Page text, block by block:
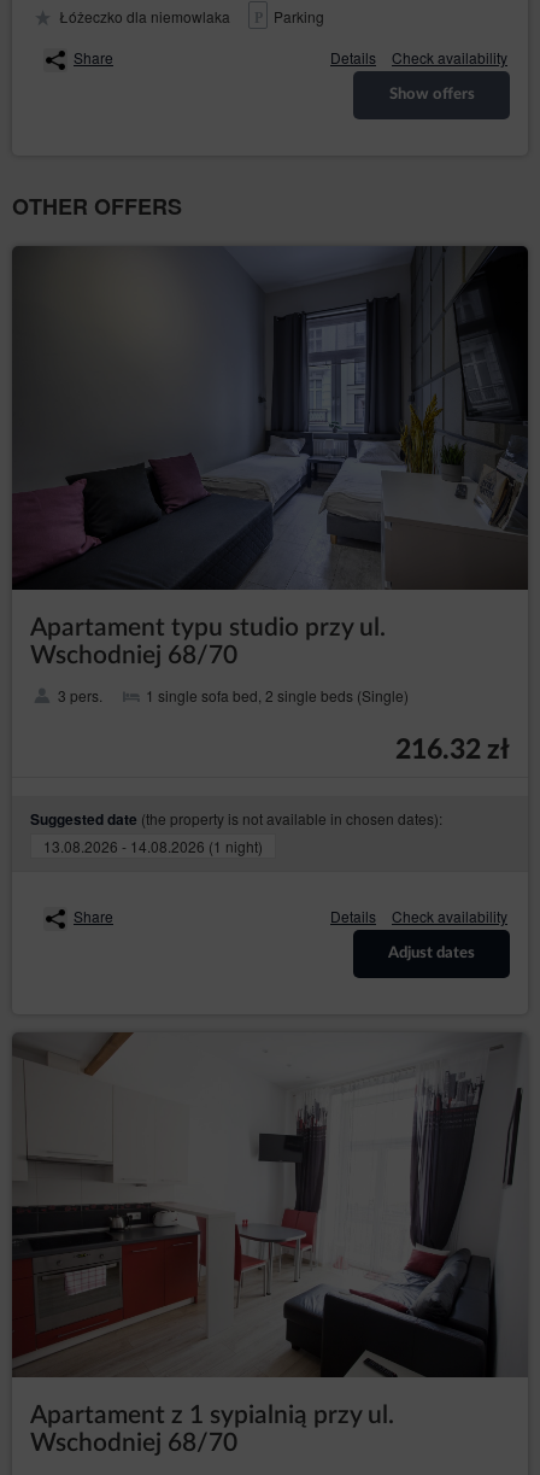
Łóżeczko dla niemowlaka
Parking
Share
Details Check availability
Show offers
OTHER OFFERS
Apartament typu studio przy ul.
Wschodniej 68/70
3 pers. 1 single sofa bed, 2 single beds (Single)
216.32 zł
Suggested date (the property is not available in chosen dates):
13.08.2026 - 14.08.2026 (1 night)
Share Details Check availability
Adjust dates
Apartament z 1 sypialnią przy ul.
Wschodniej 68/70